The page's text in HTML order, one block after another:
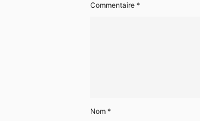
Commentaire *
Nom *